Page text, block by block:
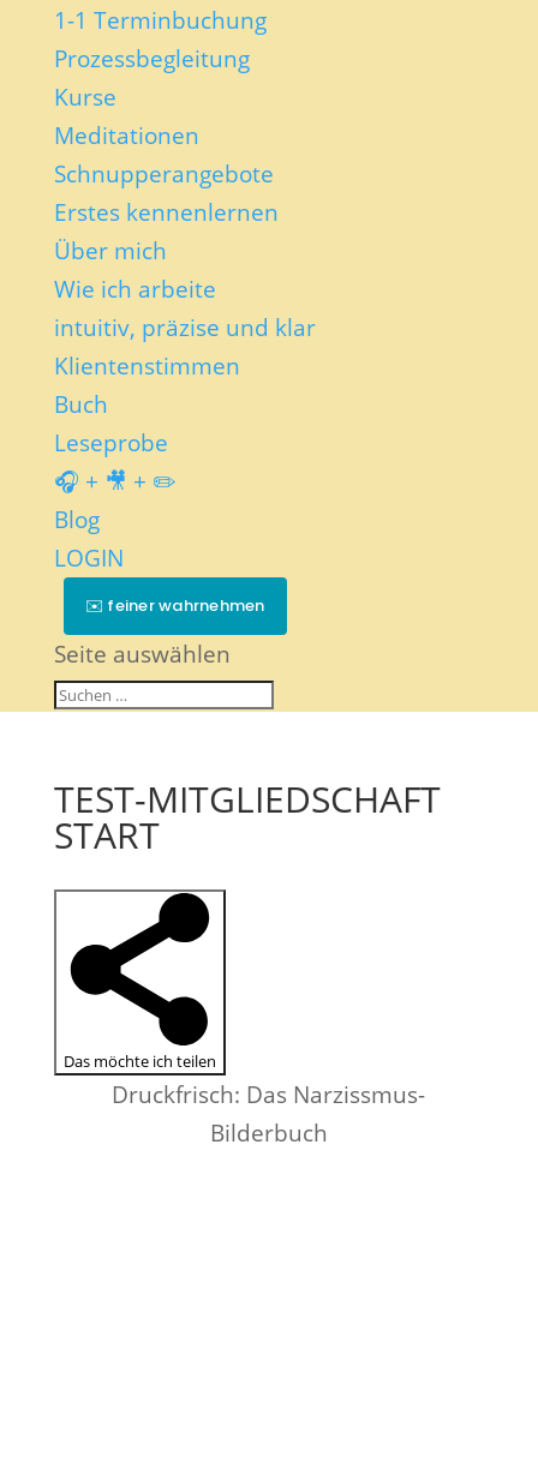
1-1 Terminbuchung
Prozessbegleitung
Kurse
Meditationen
Schnupperangebote
Erstes kennenlernen
Über mich
Wie ich arbeite
intuitiv, präzise und klar
Klientenstimmen
Buch
Leseprobe
🎧 + 🎥 + ✏️
Blog
LOGIN
✉️ feiner wahrnehmen
Seite auswählen
TEST-MITGLIEDSCHAFT
START
Das möchte ich teilen
Druckfrisch: Das Narzissmus-
Bilderbuch